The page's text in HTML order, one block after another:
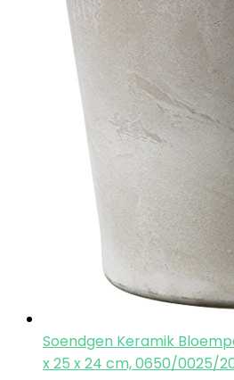
Soendgen Keramik
x 25 x 24 cm, 0650/0025/